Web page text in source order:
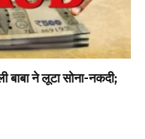
बाबा ने लूटा सोना-नकदी;